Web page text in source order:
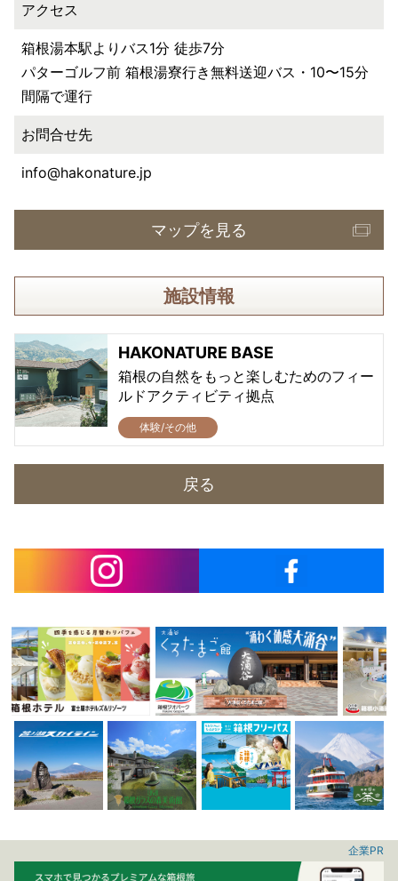
アクセス
箱根湯本駅よりバス1分 徒歩7分
パターゴルフ前 箱根湯寮行き無料送迎バス・10〜15分
間隔で運行
お問合せ先
info@hakonature.jp
マップを見る
施設情報
HAKONATURE BASE
箱根の自然をもっと楽しむためのフィー
ルドアクティビティ拠点
体験/その他
戻る
企業PR